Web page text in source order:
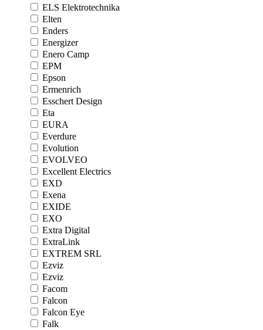
ELS Elektrotechnika
Elten
Enders
Energizer
Enero Camp
EPM
Epson
Ermenrich
Esschert Design
Eta
EURA
Everdure
Evolution
EVOLVEO
Excellent Electrics
EXD
Exena
EXIDE
EXO
Extra Digital
ExtraLink
EXTREM SRL
Ezviz
Ezviz
Facom
Falcon
Falcon Eye
Falk